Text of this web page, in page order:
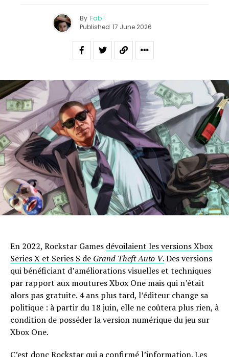
By Fab !
Published 17 June 2026
En 2022, Rockstar Games dévoilaient les versions Xbox
Series X et Series S de Grand Theft Auto V.Des versions
qui bénéficiant d’améliorations visuelles et techniques
par rapport aux moutures Xbox One mais qui n’était
alors pas gratuite. 4 ans plus tard, l’éditeur change sa
politique : à partir du 18 juin, elle ne coûtera plus rien, à
condition de posséder la version numérique du jeu sur
Xbox One.
C’est donc Rockstar qui a confirmé l’information. Les